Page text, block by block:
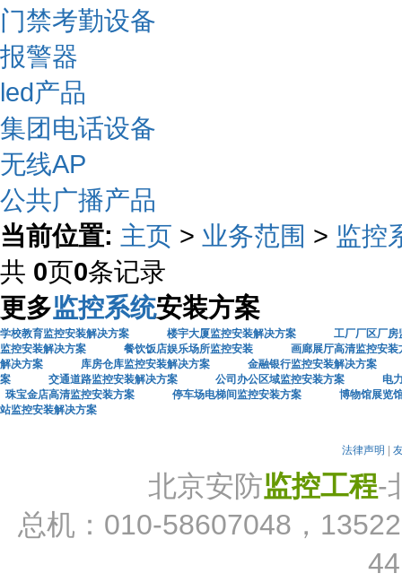
门禁考勤设备
报警器
led产品
集团电话设备
无线AP
公共广播产品
当前位置: 主页 > 业务范围 > 监控
共 0页0条记录
更多监控系统安装方案
学校教育监控安装解决方案 楼宇大厦监控安装解决方案
工厂厂区厂房
监控安装解决方案
餐饮饭店娱乐场所监控安装
画廊展厅高清监控安装
解决方案
库房仓库监控安装解决方案
金融银行监控安装解决方案
案
交通道路监控安装解决方案 公司办公区域监控安装方案
电
珠宝金店高清监控安装方案
停车场电梯间监控安装方案
博物馆展览
站监控安装解决方案
法律声明
北京安防监控工程-
总机：010-58607048，